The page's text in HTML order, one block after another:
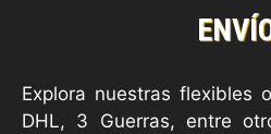
Explora nuestras flexibles
DHL, 3 Guerras, entre